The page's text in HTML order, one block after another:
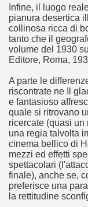
Infine, il luogo
pianura desertica
collinosa ricca di
tanto che il
volume del 1930
Editore, Roma,
A parte le
riscontrate ne Il
e fantasioso
quale si ritrovano
ricercate (quasi un
una regia talvolta
cinema bellico di
mezzi ed effetti
spettacolari
finale), anche se,
preferisce una
la rettitudine
Se Ti
Se Ti
Scorsese
mondo migliore.
David Lynch
classico